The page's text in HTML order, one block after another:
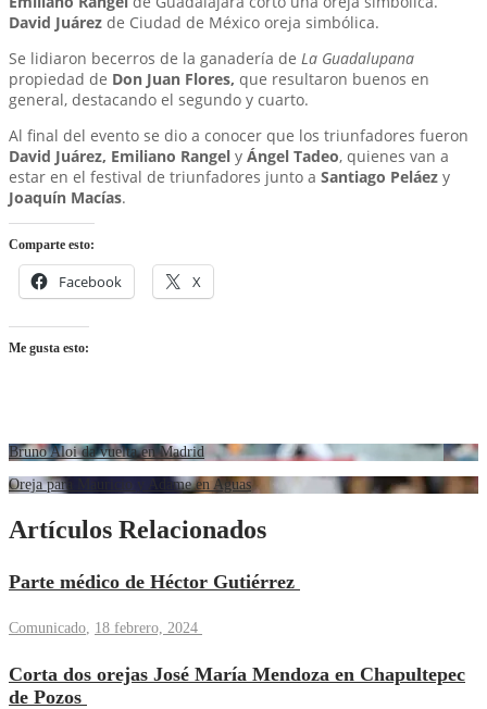
David Juárez de Ciudad de México oreja simbólica.
Se lidiaron becerros de la ganadería de La Guadalupana
propiedad de Don Juan Flores, que resultaron buenos en
general, destacando el segundo y cuarto.
Al final del evento se dio a conocer que los triunfadores fueron
David Juárez, Emiliano Rangel y Ángel Tadeo, quienes van a
estar en el festival de triunfadores junto a Santiago Peláez y
Joaquín Macías.
Comparte esto:
Facebook X
Me gusta esto:
Bruno Aloi da vuelta en Madrid
Oreja para Mauricio y Adame en Aguas
Artículos Relacionados
Parte médico de Héctor Gutiérrez
Comunicado 18 febrero, 2024
Corta dos orejas José María Mendoza en Chapultepec
de Pozos